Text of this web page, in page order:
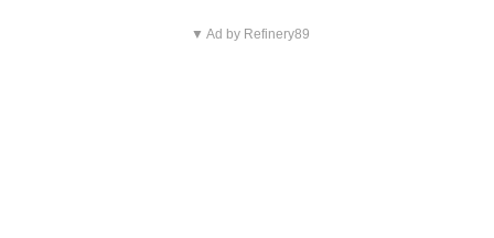
▼ Ad by Refinery89